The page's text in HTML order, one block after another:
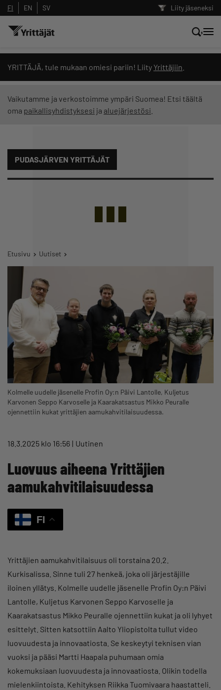
Liity jäseneksi
FI EN SV
YRITTÄJÄ, tule mukaan omiesi pariin! Liity Yrittäjiin
Vaikutamme ja verkostoimme ympäri Suomea! Etsi täältä
oma paikallisyhdistyksesi ja aluejärjestösi
PUDASJÄRVEN YRITTÄJÄT
Etusivu Uutiset
Kolmelle uudelle jäsenelle Profin Oy:n Päivi Lantolle, Kuljetus
Karvonen Seppo Karvoselle ja Kaarakatsastus Mikko Peuralle
ojennettiin kukat yrittäjien aamukahvitilaisuudessa.
18.3.2025 klo 16:56 Uutinen
Luovuus aiheena Yrittäjien
aamukahvitilaisuudessa
FI
Yrittäjien aamukahvitilaisuus oli torstaina 20.2.
Kurkisalissa. Sinne tuli 27 henkeä, joka oli järjestäjille
iloinen yllätys. Kolmelle uudelle jäsenelle Profin Oy:n Päivi
Lantolle, Kuljetus Karvonen Seppo Karvoselle ja
Kaarakatsastus Mikko Peuralle ojennettiin kukat ja oli lyhyet
esittelyt. Sitten katsottiin Aalto Yliopistolta tullut video
luovuudesta ja innovaatiosta. Se keskeytyi teknisen vian
vuoksi ja pääsi Martti Haapala puhumaan omia
kokemuksiaan luovuudesta ja innovaatiosta. Olikin todella
mielenkiintoista. Kehityksen Riikka Tuomivaara haastatteli.
Hae sivustolta tai kysy suoraan
Yrittäjien tekoälyltä
Suodata hakutuloksia: näytä kaikki sisältö